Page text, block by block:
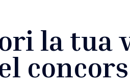
la tua